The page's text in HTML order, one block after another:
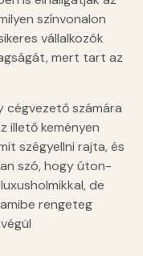
színvonalon
vállalkozók
mert tart az
cégvezető számára
illető keményen
szégyellni rajta, és
szó, hogy úton-
de
rengeteg